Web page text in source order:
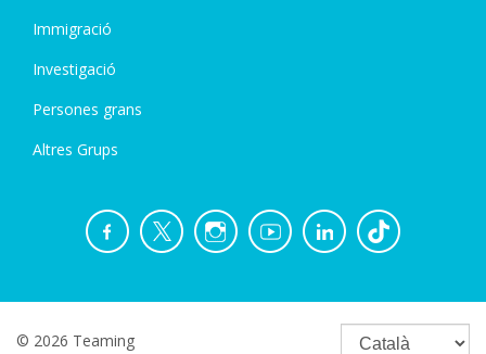
Immigració
Investigació
Persones grans
Altres Grups
© 2026 Teaming